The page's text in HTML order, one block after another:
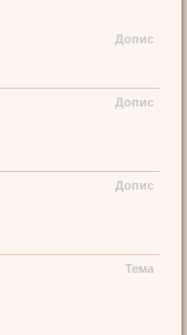
Допис
Допис
Допис
Тема